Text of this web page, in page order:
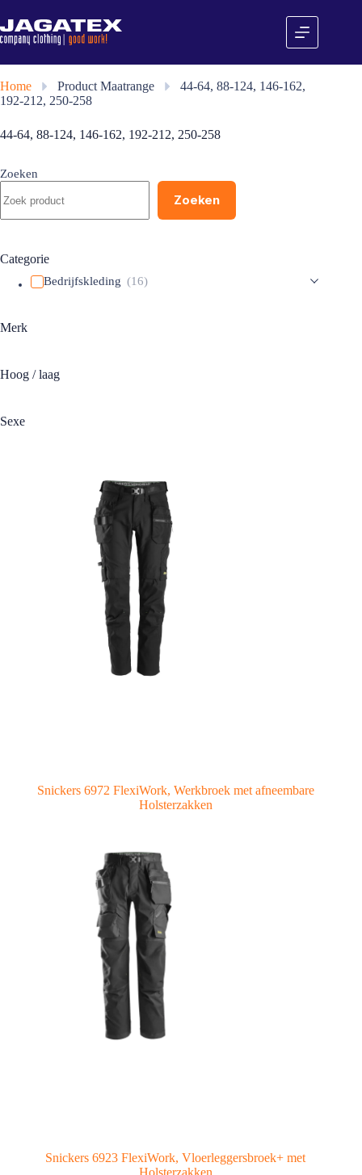
naar
de
inhoud
Home » Product Maatrange »
44-64, 88-124, 146-162,
192-212, 250-258
44-64, 88-124, 146-162, 192-212, 250-258
Snickers 6972 FlexiWork, Werkbroek met afneembare
Holsterzakken
Snickers 6923 FlexiWork, Vloerleggersbroek+ met
Zoeken
Zoeken
Categorie
Bedrijfskleding (16)
Merk
Hoog / laag
Sexe